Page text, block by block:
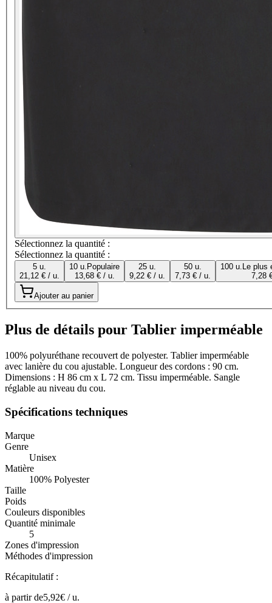
Sélectionnez la quantité :
Sélectionnez la quantité :
5 u.
21,12 € / u.
10 u. Populaire
13,68 € / u.
25 u.
9,22 € / u.
50 u.
7,73 € / u.
100 u. Le plus
7,28
Ajouter au panier
Plus de détails pour Tablier imperméable
100% polyuréthane recouvert de polyester. Tablier imperméable
avec lanière du cou ajustable. Longueur des cordons : 90 cm.
Dimensions : H 86 cm x L 72 cm. Tissu imperméable. Sangle
réglable au niveau du cou.
Spécifications techniques
Marque
Genre
Unisex
Matière
100% Polyester
Taille
Poids
Couleurs disponibles
Quantité minimale
5
Zones d'impression
Méthodes d'impression
Récapitulatif :
à partir de5,92€ /u.